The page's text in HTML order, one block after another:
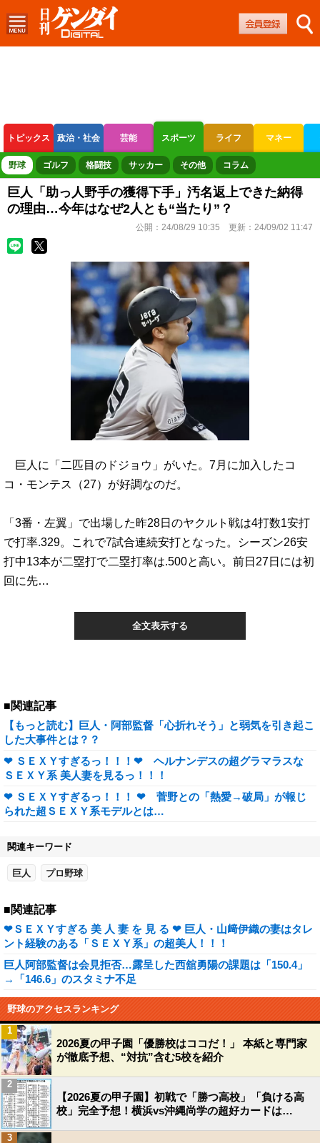
トピックス 政治・社会 芸能 スポーツ ライフ マネー
ボートレース 競輪 オートレース
野球 ゴルフ 格闘技 サッカー その他 コラム
巨人「助っ人野手の獲得下手」汚名返上できた納得
の理由…今年はなぜ2人とも“当たり”？
公開： 24/08/29 10:35 更新： 24/09/02 11:47
巨人に「二匹目のドジョウ」がいた。7月に加入したコ
コ・モンテス（27）が好調なのだ。
「3番・左翼」で出場した昨28日のヤクルト戦は4打数1安打
で打率.329。これで7試合連続安打となった。シーズン26安
打中13本が二塁打で二塁打率は.500と高い。前日27日には初
回に先…
全文表示する
■関連記事
【もっと読む】巨人・阿部監督「心折れそう」と弱気を引き起こ
した大事件とは？？
❤ ＳＥＸＹすぎるっ！！！❤ ヘルナンデスの超グラマラスな
ＳＥＸＹ系 美人妻を見るっ！！！
❤ ＳＥＸＹすぎるっ！！！ ❤ 菅野との「熱愛→破局」が報じ
られた超ＳＥＸＹ系モデルとは…
関連キーワード
巨人 プロ野球
■関連記事
❤ＳＥＸＹすぎる 美 人 妻 を 見 る ❤ 巨人・山﨑伊織の妻はタレ
ント経験のある「ＳＥＸＹ系」の超美人！！！
巨人阿部監督は会見拒否…露呈した西舘勇陽の課題は「150.4」
→「146.6」のスタミナ不足
野球のアクセスランキング
2026夏の甲子園「優勝校はココだ！」 本紙と専門家
が徹底予想、“対抗”含む5校を紹介
1
【2026夏の甲子園】初戦で「勝つ高校」「負ける高
校」完全予想！横浜vs沖縄尚学の超好カードは…
2
3